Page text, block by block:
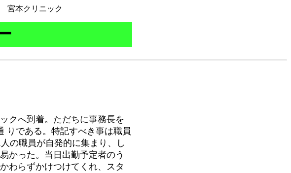
宮本クリニック
クへ到着。ただちに事務長を
りである。特記すべき事は職員
の職員が自発的に集まり、し
かった。当日出勤予定者のう
わらずかけつけてくれ、スタ